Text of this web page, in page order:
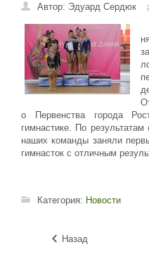
Автор: Эдуард Сердюк
о Первенства города
гимнастике. По
наших команды заняли
гимнасток с отличным
Категория: Новости
Назад